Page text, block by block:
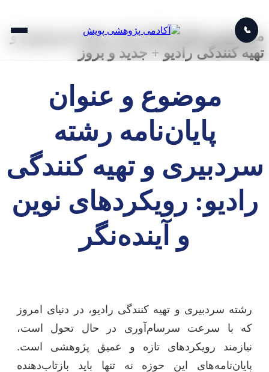
📞
موضوع و عنوان پایان نامه رشته سردبیری و
تهیه کنندگی رادیو + جدید و بروز
موضوع و عنوان
پایان‌نامه رشته
سردبیری و تهیه کنندگی
رادیو: رویکردهای نوین
و آینده‌نگر
رشته سردبیری و تهیه کنندگی رادیو، در دنیای امروز
که با سرعت سرسام‌آوری در حال تحول است،
نیازمند رویکردهای تازه و عمیق پژوهشی است.
پایان‌نامه‌های این حوزه نه تنها باید بازتاب‌دهنده